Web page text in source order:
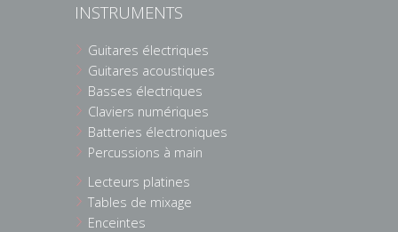
INSTRUMENTS
Guitares électriques
Guitares acoustiques
Basses électriques
Claviers numériques
Batteries électroniques
Percussions à main
Lecteurs platines
Tables de mixage
Enceintes